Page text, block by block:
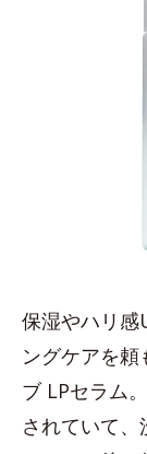
保湿やハリ
ングケアを
ブ LPセラム
されていて